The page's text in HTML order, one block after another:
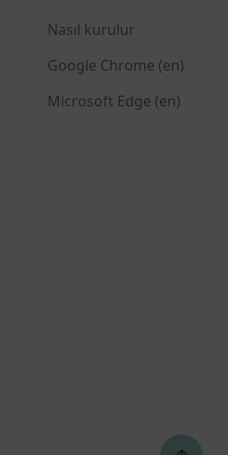
Nasıl kurulur
Google Chrome (en)
Microsoft Edge (en)